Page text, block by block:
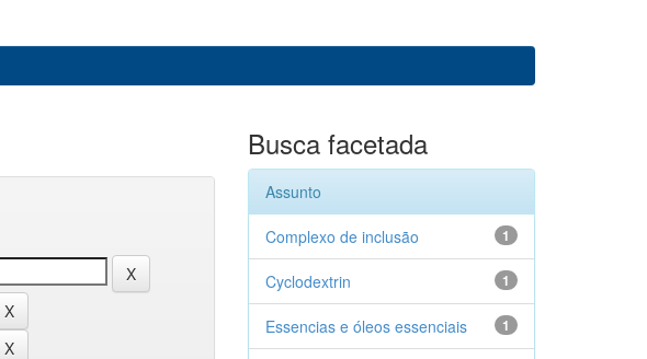
Busca facetada
Assunto
1
Complexo de inclusão
1
Cyclodextrin
1
Essencias e óleos essenciais